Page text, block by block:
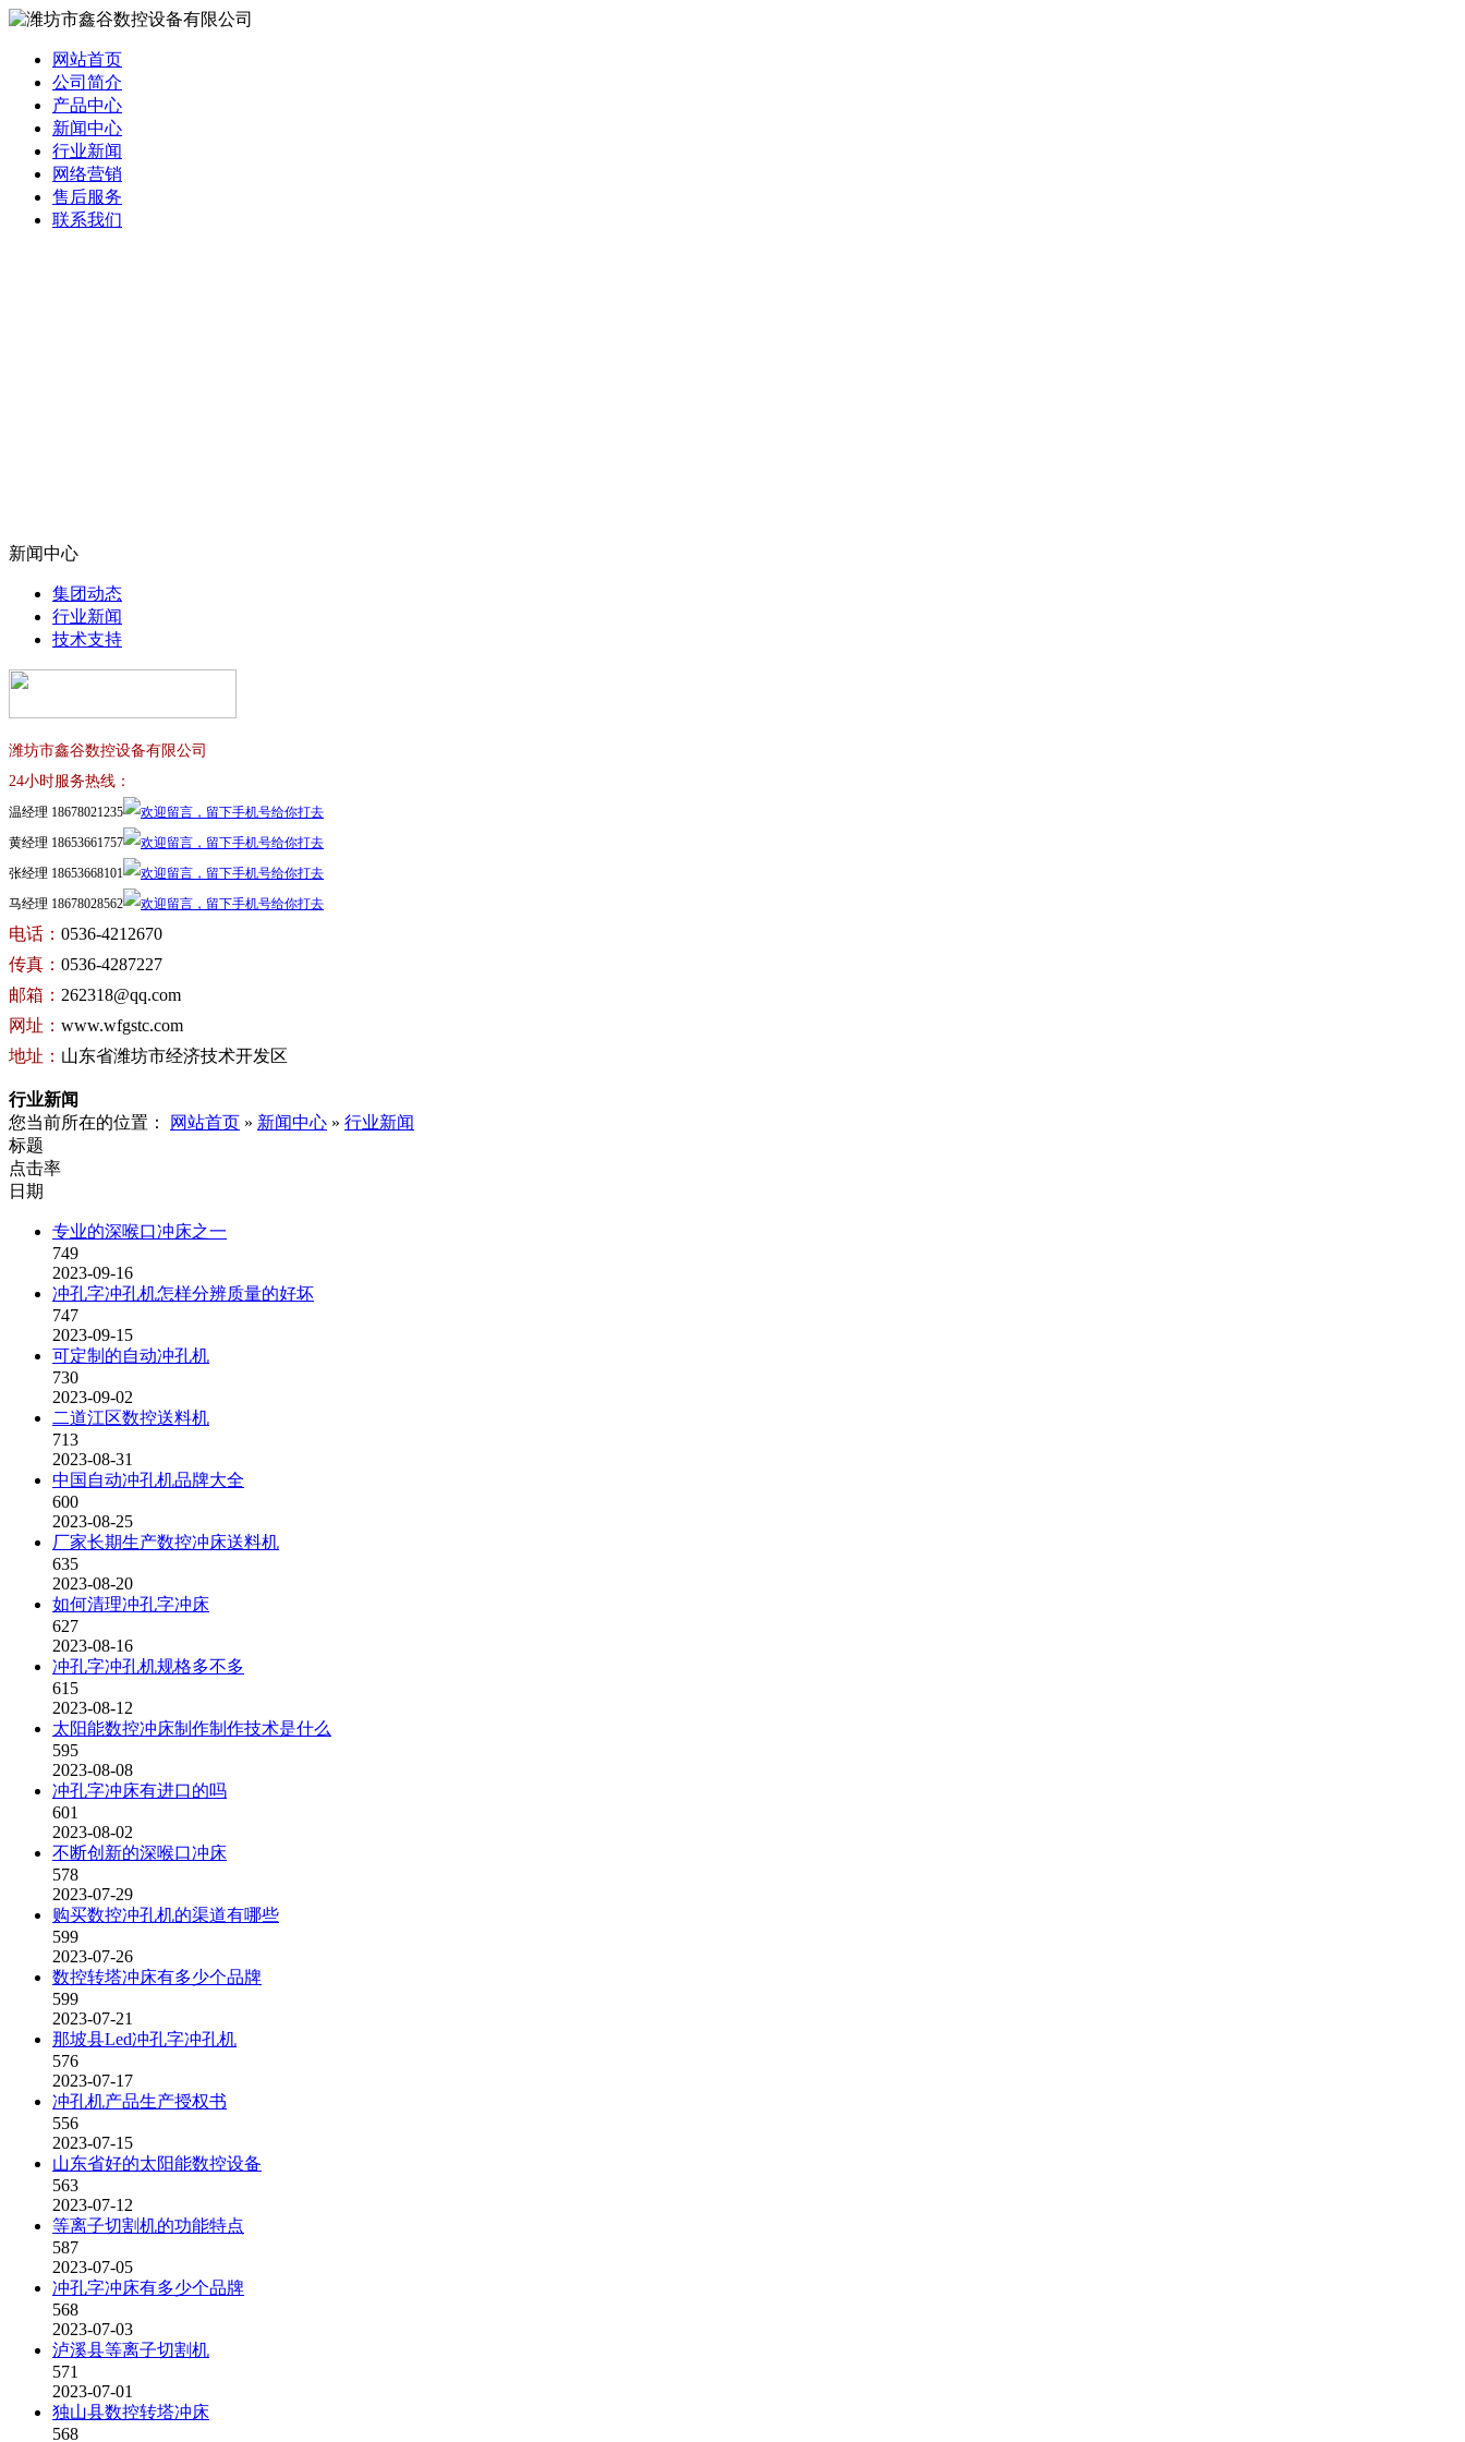
网站首页
公司简介
产品中心
新闻中心
行业新闻
网络营销
售后服务
联系我们
新闻中心
集团动态
行业新闻
技术支持
潍坊市鑫谷数控设备有限公司
24小时服务热线：
温经理 18678021235
黄经理 18653661757
张经理 18653668101
马经理 18678028562
电话： 0536-4212670
传真： 0536-4287227
邮箱： 262318@qq.com
网址： www.wfgstc.com
地址： 山东省潍坊市经济技术开发区
行业新闻
您当前所在的位置：
网站首页 » 新闻中心 » 行业新闻
标题
点击率
日期
专业的深喉口冲床之一
749
2023-09-16
冲孔字冲孔机怎样分辨质量的好坏
747
2023-09-15
可定制的自动冲孔机
730
2023-09-02
二道江区数控送料机
713
2023-08-31
中国自动冲孔机品牌大全
600
2023-08-25
厂家长期生产数控冲床送料机
635
2023-08-20
如何清理冲孔字冲床
627
2023-08-16
冲孔字冲孔机规格多不多
615
2023-08-12
太阳能数控冲床制作制作技术是什么
595
2023-08-08
冲孔字冲床有进口的吗
601
2023-08-02
不断创新的深喉口冲床
578
2023-07-29
购买数控冲孔机的渠道有哪些
599
2023-07-26
数控转塔冲床有多少个品牌
599
2023-07-21
那坡县Led冲孔字冲孔机
576
2023-07-17
冲孔机产品生产授权书
556
2023-07-15
山东省好的太阳能数控设备
563
2023-07-12
等离子切割机的功能特点
587
2023-07-05
冲孔字冲床有多少个品牌
568
2023-07-03
泸溪县等离子切割机
571
2023-07-01
独山县数控转塔冲床
568